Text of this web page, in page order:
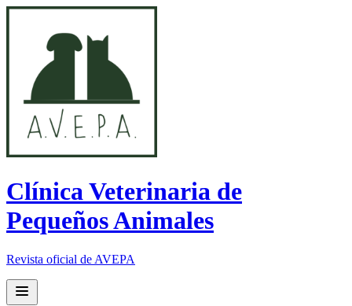
Clínica Veterinaria de
Pequeños Animales
Revista oficial de AVEPA
Open main menu